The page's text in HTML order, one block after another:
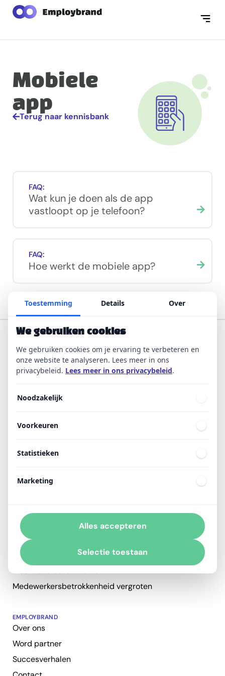
Mobiele
app
Terug naar kennisbank
FAQ:
Wat kun je doen als de app
vastloopt op je telefoon?
FAQ:
Hoe werkt de mobiele app?
wervingsuitdaging. Benut hun trots én waardevolle
EMPLOYBRAND PROBEREN?
Plan een adviesgesprek
AMBASSADOR
Zichtbaarheid vergroten
Marketingkosten verlagen
Blijvend enthousiasme
Meer kandidaten werven
Medewerkersbetrokkenheid vergroten
EMPLOYBRAND
Over ons
Word partner
Succesverhalen
Toestemming Details Over
We gebruiken cookies
We gebruiken cookies om je ervaring te verbeteren en
onze website te analyseren. Lees meer in ons
privacybeleid. Lees meer in ons privacybeleid.
Noodzakelijk
Voorkeuren
Statistieken
Marketing
Selectie toestaan
Alles accepteren